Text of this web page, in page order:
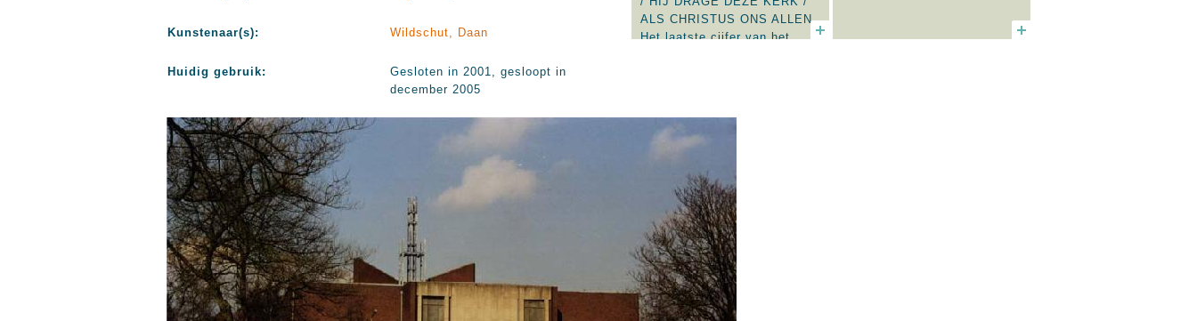
Kunstenaar(s): Wildschut, Daan
Huidig gebruik:
Gesloten in 2001, gesloopt in
december 2005
Geest, Roermond. Bij de
consecratie van de altaren
te bekleden, werd dit
probleem opgelost.
ALS CHRISTUS ONS ALLEN
Het laatste cijfer van het
oorkonde ingemetseld.